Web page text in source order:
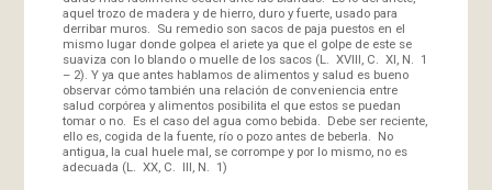
aquel trozo de madera y de hierro, duro y fuerte, usado para
derribar muros. Su remedio son sacos de paja puestos en el
mismo lugar donde golpea el ariete ya que el golpe de este se
suaviza con lo blando o muelle de los sacos (L. XVIII, C. XI, N. 1
– 2). Y ya que antes hablamos de alimentos y salud es bueno
observar cómo también una relación de conveniencia entre
salud corpórea y alimentos posibilita el que estos se puedan
tomar o no. Es el caso del agua como bebida. Debe ser reciente,
ello es, cogida de la fuente, río o pozo antes de beberla. No
antigua, la cual huele mal, se corrompe y por lo mismo, no es
adecuada (L. XX, C. III, N. 1)